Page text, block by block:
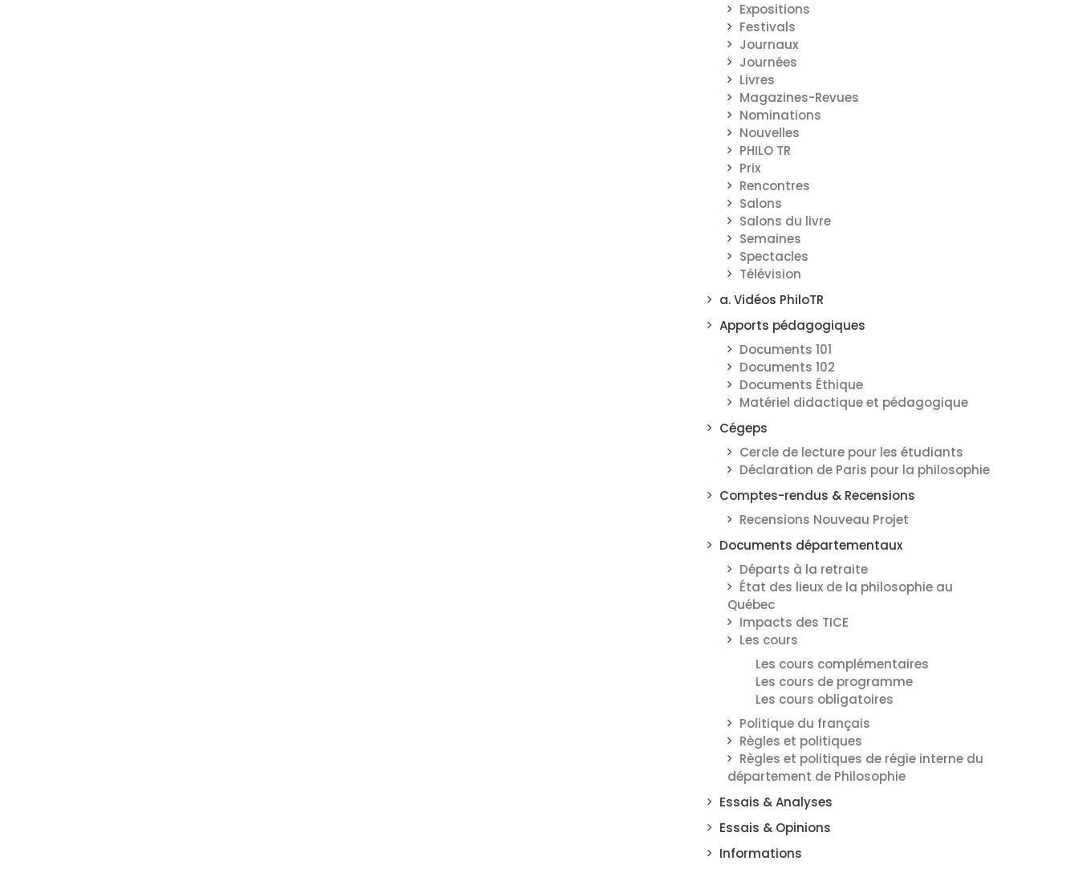
Expositions
Festivals
Journaux
Journées
Livres
Magazines-Revues
Nominations
Nouvelles
PHILO TR
Prix
Rencontres
Salons
Salons du livre
Semaines
Spectacles
Télévision
a. Vidéos PhiloTR
Apports pédagogiques
Documents 101
Documents 102
Documents Éthique
Matériel didactique et pédagogique
Cégeps
Cercle de lecture pour les étudiants
Déclaration de Paris pour la philosophie
Comptes-rendus & Recensions
Recensions Nouveau Projet
Documents départementaux
Départs à la retraite
État des lieux de la philosophie au
Québec
Impacts des TICE
Les cours
Les cours complémentaires
Les cours de programme
Les cours obligatoires
Politique du français
Règles et politiques
Règles et politiques de régie interne du
département de Philosophie
Essais & Analyses
Essais & Opinions
Informations